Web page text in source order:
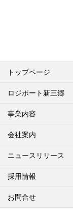
トップページ
ロジポート新三郷
事業内容
会社案内
ニュースリリース
採用情報
お問合せ